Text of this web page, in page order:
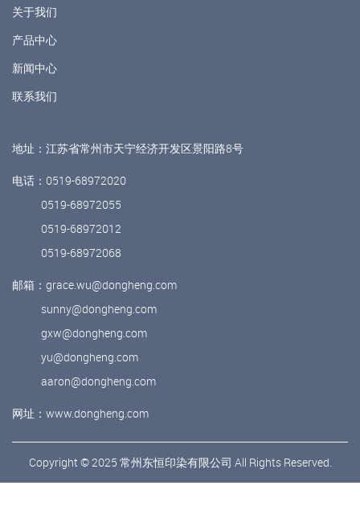
关于我们
产品中心
新闻中心
联系我们
地址：江苏省常州市天宁经济开发区景阳路8号
电话：0519-68972020
0519-68972055
0519-68972012
0519-68972068
邮箱：grace.wu@dongheng.com
sunny@dongheng.com
gxw@dongheng.com
yu@dongheng.com
aaron@dongheng.com
网址：www.dongheng.com
Copyright © 2025 常州东恒印染有限公司 All Rights Reserved.